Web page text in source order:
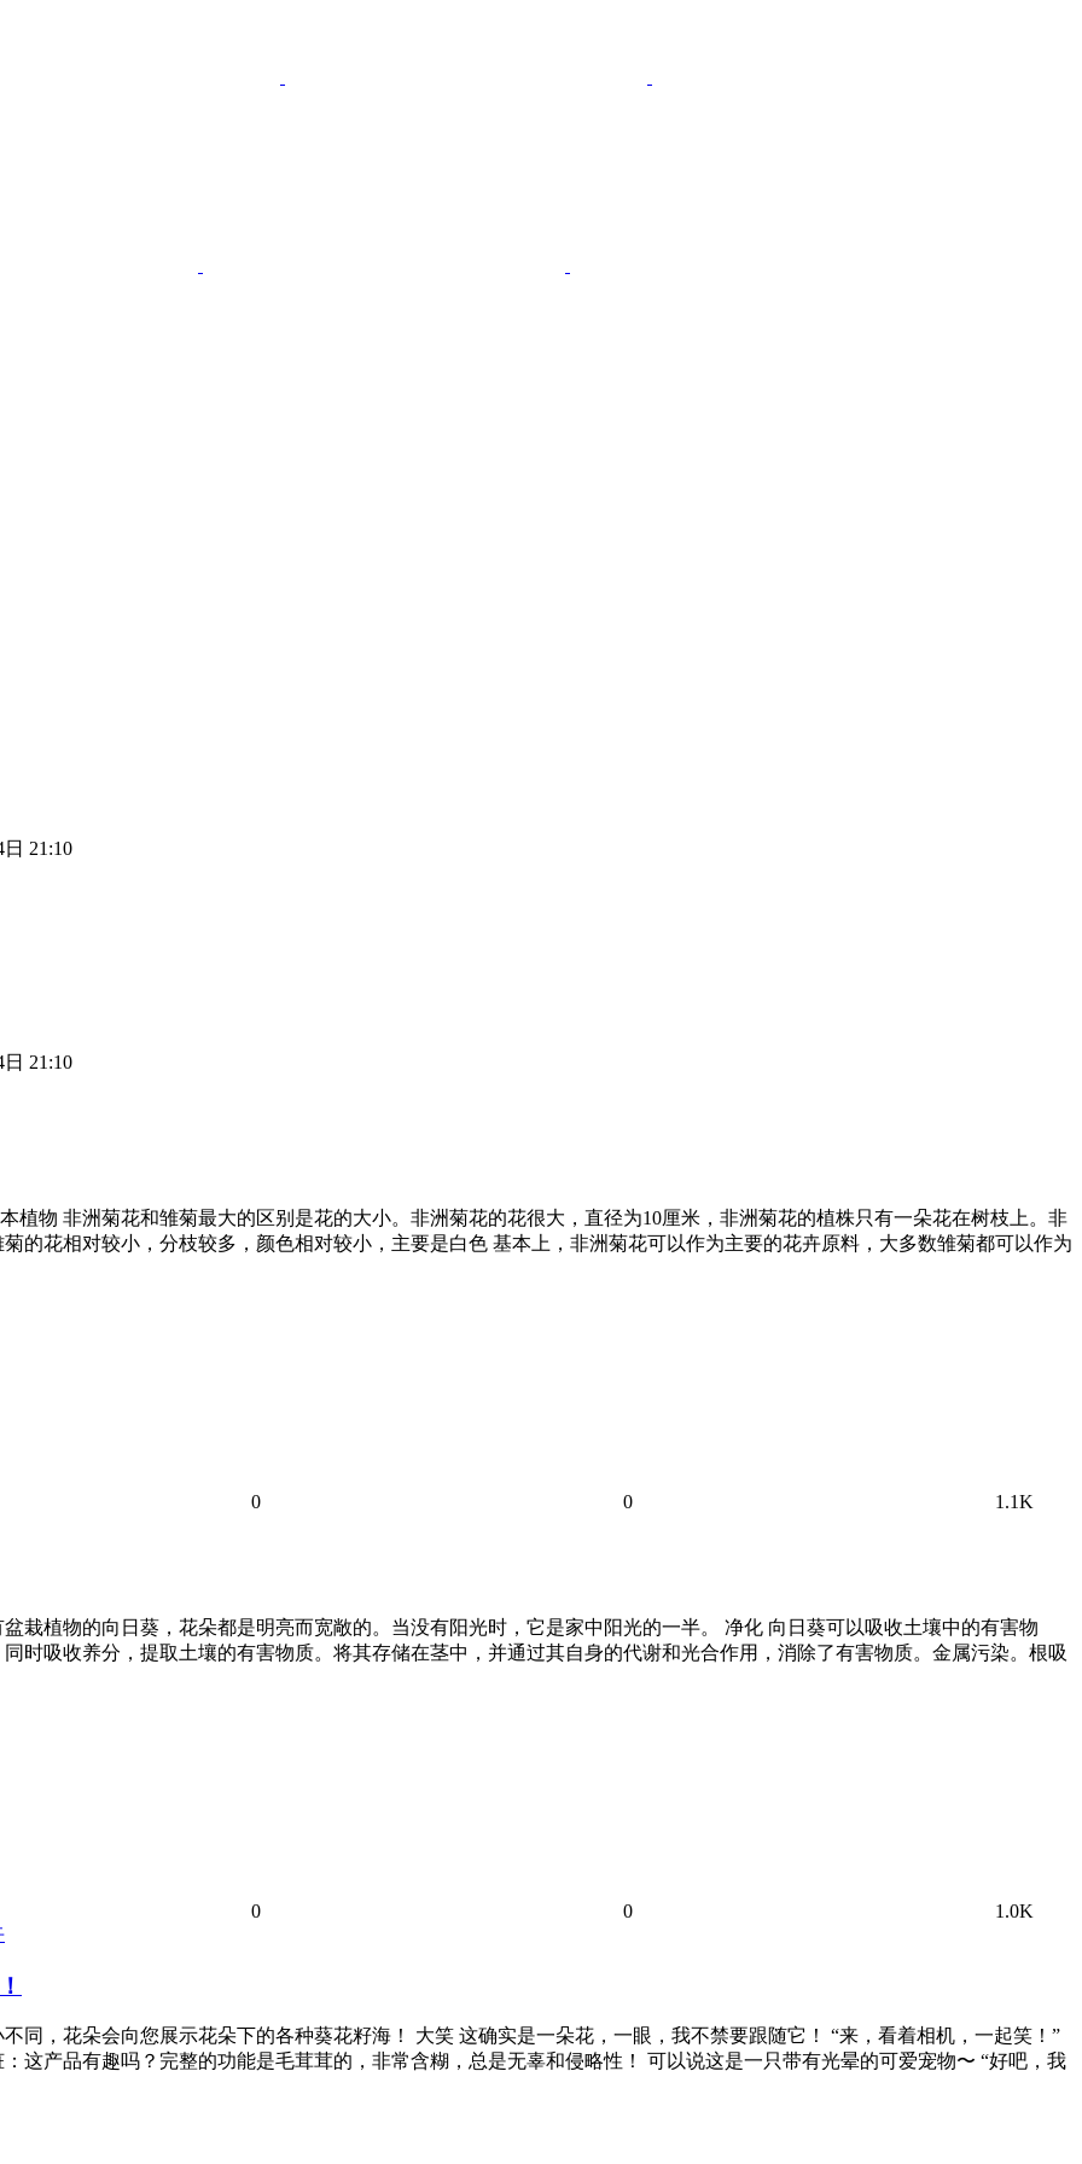
21:10
21:10
植物 非洲菊花和雏菊最大的区别是花的大小。非洲菊花的花很大，直径为10厘米，非洲菊花的植株只有一朵花在树枝上。非
的花相对较小，分枝较多，颜色相对较小，主要是白色 基本上，非洲菊花可以作为主要的花卉原料，大多数雏菊都可以作为
0 0 1.1K
栽植物的向日葵，花朵都是明亮而宽敞的。当没有阳光时，它是家中阳光的一半。 净化 向日葵可以吸收土壤中的有害物
时吸收养分，提取土壤的有害物质。将其存储在茎中，并通过其自身的代谢和光合作用，消除了有害物质。金属污染。根吸
0 0
1.0K
同，花朵会向您展示花朵下的各种葵花籽海！ 大笑 这确实是一朵花，一眼，我不禁要跟随它！ “来，看着相机，一起笑！”
这产品有趣吗？完整的功能是毛茸茸的，非常含糊，总是无辜和侵略性！ 可以说这是一只带有光晕的可爱宠物〜 “好吧，我